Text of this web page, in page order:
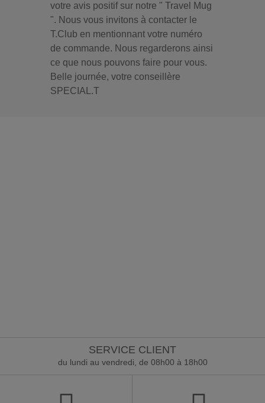
votre avis positif sur notre " Travel Mug
". Nous vous invitons à contacter le
T.Club en mentionnant votre numéro
de commande. Nous regarderons ainsi
ce que nous pouvons faire pour vous.
Belle journée, votre conseillère
SPECIAL.T
SERVICE CLIENT
du lundi au vendredi, de 08h00 à 18h00